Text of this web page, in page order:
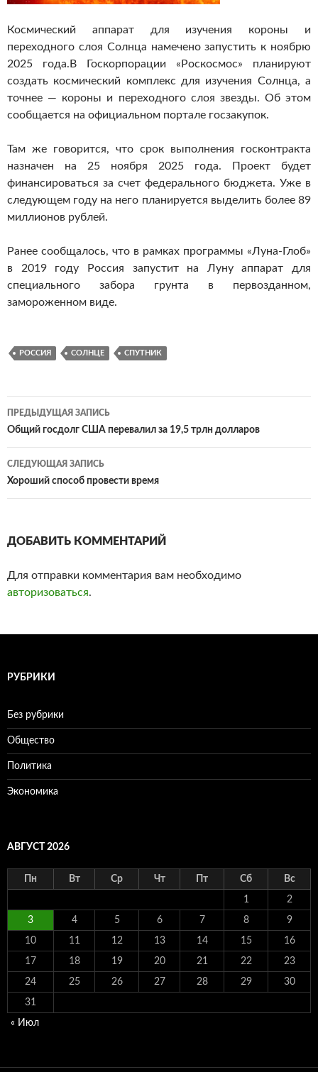
Космический аппарат для изучения короны и
переходного слоя Солнца намечено запустить к ноябрю
2025 года. В Госкорпорации «Роскосмос» планируют
создать космический комплекс для изучения Солнца, а
точнее — короны и переходного слоя звезды. Об этом
сообщается на официальном портале госзакупок.
Там же говорится, что срок выполнения госконтракта
назначен на 25 ноября 2025 года. Проект будет
финансироваться за счет федерального бюджета. Уже в
следующем году на него планируется выделить более 89
миллионов рублей.
Ранее сообщалось, что в рамках программы «Луна-Глоб»
в 2019 году Россия запустит на Луну аппарат для
специального забора грунта в первозданном,
замороженном виде.
РОССИЯ СОЛНЦЕ СПУТНИК
Навигация
по
записям
ПРЕДЫДУЩАЯ ЗАПИСЬ
Общий госдолг США перевалил за 19,5 трлн долларов
СЛЕДУЮЩАЯ ЗАПИСЬ
Хороший способ провести время
ДОБАВИТЬ КОММЕНТАРИЙ
Для отправки комментария вам необходимо
авторизоваться.
РУБРИКИ
Без рубрики
Общество
Политика
Экономика
АВГУСТ 2026
Пн Вт Ср Чт Пт Сб Вс
1 2
3 4 5 6 7 8 9
10 11 12 13 14 15 16
17 18 19 20 21 22 23
24 25 26 27 28 29 30
31
« Июл